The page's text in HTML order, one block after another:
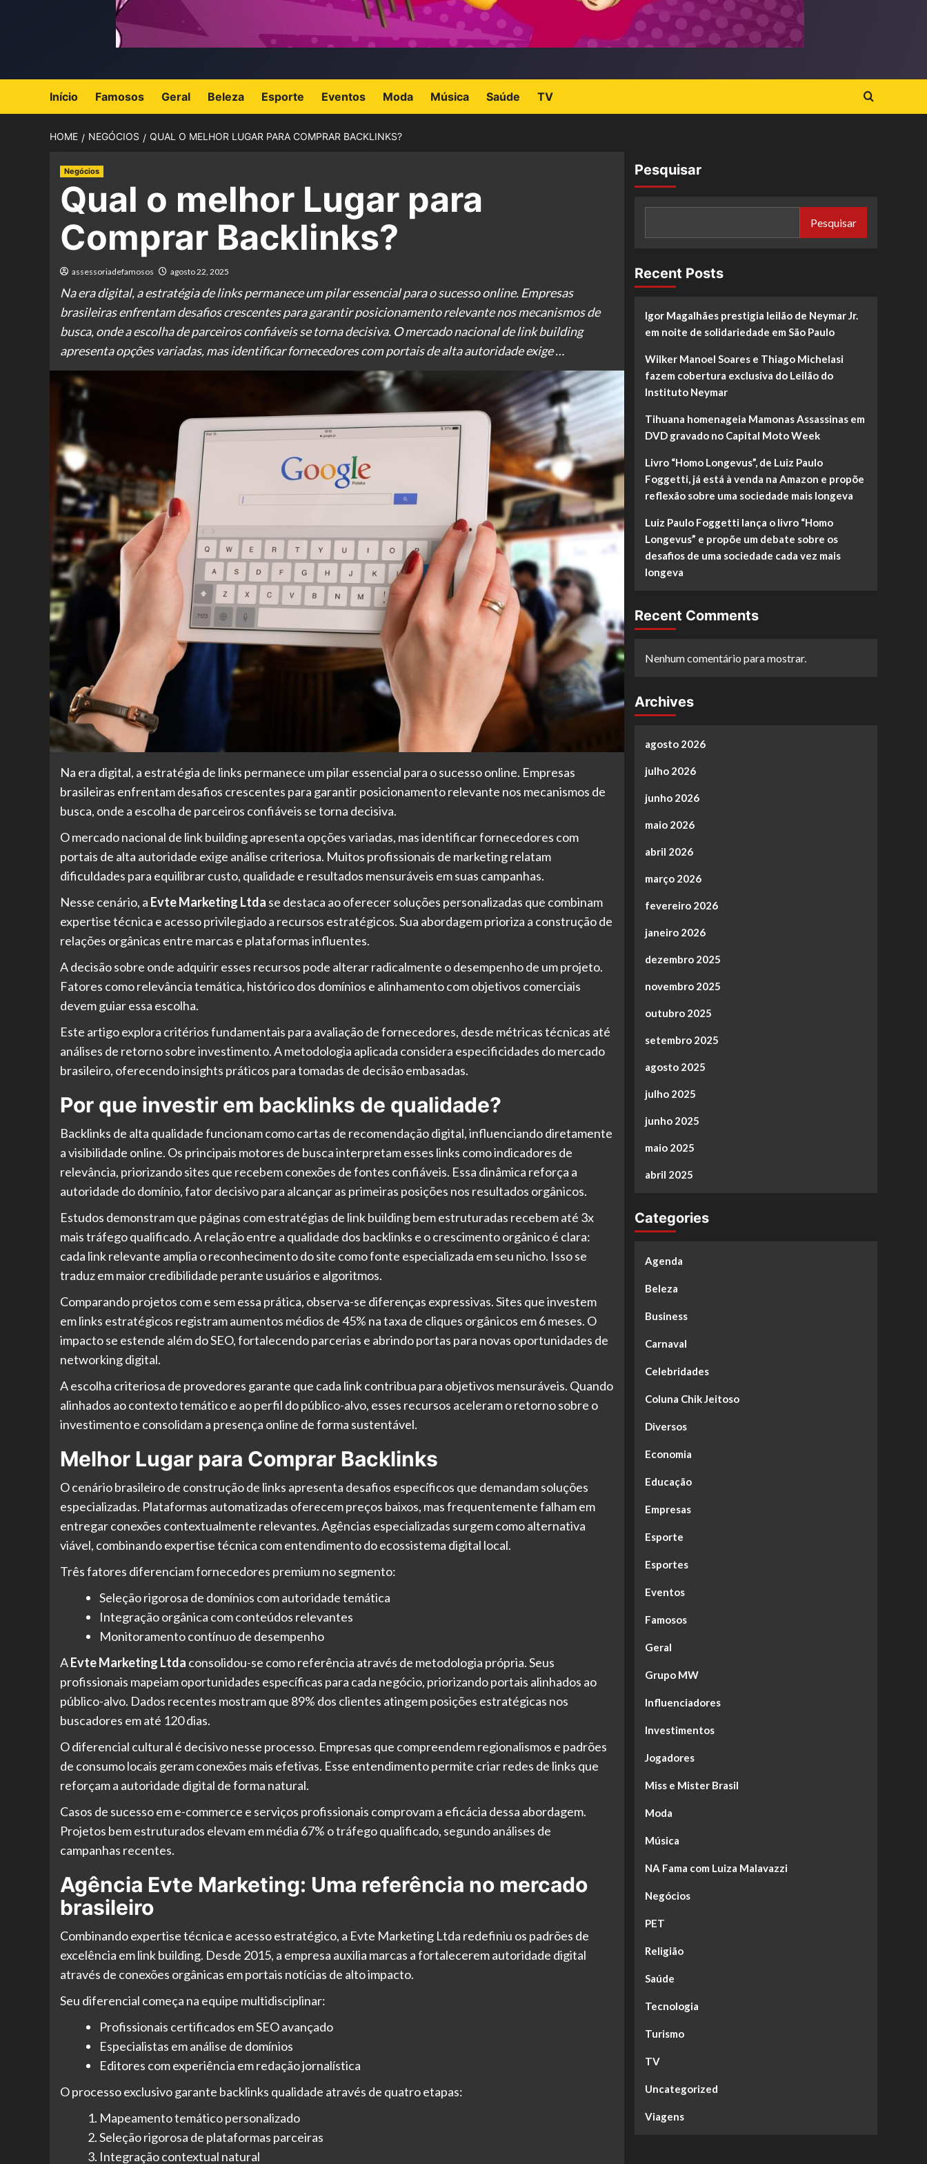
Início Famosos Geral Beleza Esporte Eventos Moda Música Saúde TV
HOME NEGÓCIOS QUAL O MELHOR LUGAR PARA COMPRAR BACKLINKS?
Negócios
Qual o melhor Lugar para
Comprar Backlinks?
assessoriadefamosos agosto 22, 2025
Na era digital, a estratégia de links permanece um pilar essencial para o sucesso online. Empresas
brasileiras enfrentam desafios crescentes para garantir posicionamento relevante nos mecanismos de
busca, onde a escolha de parceiros confiáveis se torna decisiva. O mercado nacional de link building
apresenta opções variadas, mas identificar fornecedores com portais de alta autoridade exige …
Na era digital, a estratégia de links permanece um pilar essencial para o sucesso online. Empresas
brasileiras enfrentam desafios crescentes para garantir posicionamento relevante nos mecanismos de
busca, onde a escolha de parceiros confiáveis se torna decisiva.
O mercado nacional de link building apresenta opções variadas, mas identificar fornecedores com
portais de alta autoridade exige análise criteriosa. Muitos profissionais de marketing relatam
dificuldades para equilibrar custo, qualidade e resultados mensuráveis em suas campanhas.
Nesse cenário, a Evte Marketing Ltda se destaca ao oferecer soluções personalizadas que combinam
expertise técnica e acesso privilegiado a recursos estratégicos. Sua abordagem prioriza a construção de
relações orgânicas entre marcas e plataformas influentes.
A decisão sobre onde adquirir esses recursos pode alterar radicalmente o desempenho de um projeto.
Fatores como relevância temática, histórico dos domínios e alinhamento com objetivos comerciais
devem guiar essa escolha.
Este artigo explora critérios fundamentais para avaliação de fornecedores, desde métricas técnicas até
análises de retorno sobre investimento. A metodologia aplicada considera especificidades do mercado
brasileiro, oferecendo insights práticos para tomadas de decisão embasadas.
Por que investir em backlinks de qualidade?
Backlinks de alta qualidade funcionam como cartas de recomendação digital, influenciando diretamente
a visibilidade online. Os principais motores de busca interpretam esses links como indicadores de
relevância, priorizando sites que recebem conexões de fontes confiáveis. Essa dinâmica reforça a
autoridade do domínio, fator decisivo para alcançar as primeiras posições nos resultados orgânicos.
Estudos demonstram que páginas com estratégias de link building bem estruturadas recebem até 3x
mais tráfego qualificado. A relação entre a qualidade dos backlinks e o crescimento orgânico é clara:
cada link relevante amplia o reconhecimento do site como fonte especializada em seu nicho. Isso se
traduz em maior credibilidade perante usuários e algoritmos.
Comparando projetos com e sem essa prática, observa-se diferenças expressivas. Sites que investem
em links estratégicos registram aumentos médios de 45% na taxa de cliques orgânicos em 6 meses. O
impacto se estende além do SEO, fortalecendo parcerias e abrindo portas para novas oportunidades de
networking digital.
A escolha criteriosa de provedores garante que cada link contribua para objetivos mensuráveis. Quando
alinhados ao contexto temático e ao perfil do público-alvo, esses recursos aceleram o retorno sobre o
investimento e consolidam a presença online de forma sustentável.
Melhor Lugar para Comprar Backlinks
O cenário brasileiro de construção de links apresenta desafios específicos que demandam soluções
especializadas. Plataformas automatizadas oferecem preços baixos, mas frequentemente falham em
entregar conexões contextualmente relevantes. Agências especializadas surgem como alternativa
viável, combinando expertise técnica com entendimento do ecossistema digital local.
Três fatores diferenciam fornecedores premium no segmento:
Seleção rigorosa de domínios com autoridade temática
Integração orgânica com conteúdos relevantes
Monitoramento contínuo de desempenho
AEvte Marketing Ltda consolidou-se como referência através de metodologia própria. Seus
profissionais mapeiam oportunidades específicas para cada negócio, priorizando portais alinhados ao
público-alvo. Dados recentes mostram que 89% dos clientes atingem posições estratégicas nos
buscadores em até 120 dias.
O diferencial cultural é decisivo nesse processo. Empresas que compreendem regionalismos e padrões
de consumo locais geram conexões mais efetivas. Esse entendimento permite criar redes de links que
reforçam a autoridade digital de forma natural.
Casos de sucesso em e-commerce e serviços profissionais comprovam a eficácia dessa abordagem.
Projetos bem estruturados elevam em média 67% o tráfego qualificado, segundo análises de
campanhas recentes.
Agência Evte Marketing: Uma referência no mercado
brasileiro
Combinando expertise técnica e acesso estratégico, a Evte Marketing Ltda redefiniu os padrões de
excelência em link building. Desde 2015, a empresa auxilia marcas a fortalecerem autoridade digital
através de conexões orgânicas em portais notícias de alto impacto.
Seu diferencial começa na equipe multidisciplinar:
Profissionais certificados em SEO avançado
Especialistas em análise de domínios
Editores com experiência em redação jornalística
O processo exclusivo garante backlinks qualidade através de quatro etapas:
Mapeamento temático personalizado
Seleção rigorosa de plataformas parceiras
Integração contextual natural
Pesquisar
Pesquisar
Recent Posts
Igor Magalhães prestigia leilão de Neymar Jr.
em noite de solidariedade em São Paulo
Wilker Manoel Soares e Thiago Michelasi
fazem cobertura exclusiva do Leilão do
Instituto Neymar
Tihuana homenageia Mamonas Assassinas em
DVD gravado no Capital Moto Week
Livro “Homo Longevus”, de Luiz Paulo
Foggetti, já está à venda na Amazon e propõe
reflexão sobre uma sociedade mais longeva
Luiz Paulo Foggetti lança o livro “Homo
Longevus” e propõe um debate sobre os
desafios de uma sociedade cada vez mais
longeva
Recent Comments
Nenhum comentário para mostrar.
Archives
agosto 2026
julho 2026
junho 2026
maio 2026
abril 2026
março 2026
fevereiro 2026
janeiro 2026
dezembro 2025
novembro 2025
outubro 2025
setembro 2025
agosto 2025
julho 2025
junho 2025
maio 2025
abril 2025
Categories
Agenda
Beleza
Business
Carnaval
Celebridades
Coluna Chik Jeitoso
Diversos
Economia
Educação
Empresas
Esporte
Esportes
Eventos
Famosos
Geral
Grupo MW
Influenciadores
Investimentos
Jogadores
Miss e Mister Brasil
Moda
Música
NA Fama com Luiza Malavazzi
Negócios
PET
Religião
Saúde
Tecnologia
Turismo
TV
Uncategorized
Viagens